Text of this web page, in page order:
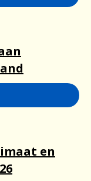
en